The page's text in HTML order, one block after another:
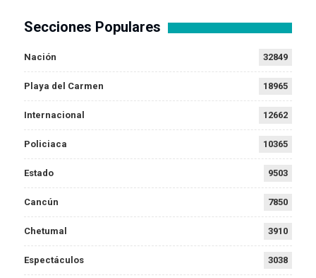
Secciones Populares
Nación 32849
Playa del Carmen 18965
Internacional 12662
Policiaca 10365
Estado 9503
Cancún 7850
Chetumal 3910
Espectáculos 3038